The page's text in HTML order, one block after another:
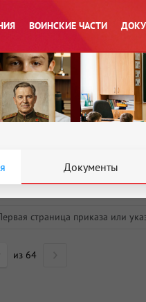
ВОИНСКИЕ ЧАСТИ
Документы
страница приказа или
из 64